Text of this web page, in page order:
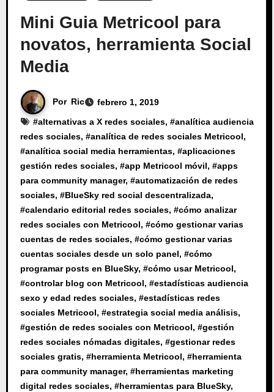
Mini Guia Metricool para
novatos, herramienta Social
Media
Por Ric
febrero 1, 2019
#alternativas a X redes sociales, #analítica audiencia
redes sociales, #analítica de redes sociales Metricool,
#analítica social media herramientas, #aplicaciones
gestión redes sociales, #app Metricool móvil, #apps
para community manager, #automatización de redes
sociales, #BlueSky red social descentralizada,
#calendario editorial redes sociales, #cómo analizar
redes sociales con Metricool, #cómo gestionar varias
cuentas de redes sociales, #cómo gestionar varias
cuentas sociales desde un solo panel, #cómo
programar posts en BlueSky, #cómo usar Metricool,
#controlar blog con Metricool, #estadísticas audiencia
sexo y edad redes sociales, #estadísticas redes
sociales Metricool, #estrategia social media análisis,
#gestión de redes sociales con Metricool, #gestión
redes sociales nómadas digitales, #gestionar redes
sociales gratis, #herramienta Metricool, #herramienta
para community manager, #herramientas marketing
digital redes sociales, #herramientas para BlueSky,